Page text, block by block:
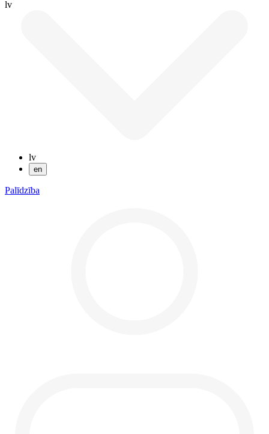
lv
lv
en
Palīdzība